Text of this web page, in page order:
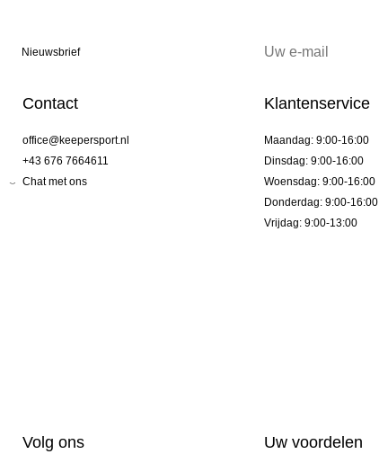
Nieuwsbrief
Contact
office@keepersport.nl
+43 676 7664611
Chat met ons
Klantenservice
Maandag: 9:00-16:00
Dinsdag: 9:00-16:00
Woensdag: 9:00-16:00
Donderdag: 9:00-16:00
Vrijdag: 9:00-13:00
Volg ons Uw voordelen